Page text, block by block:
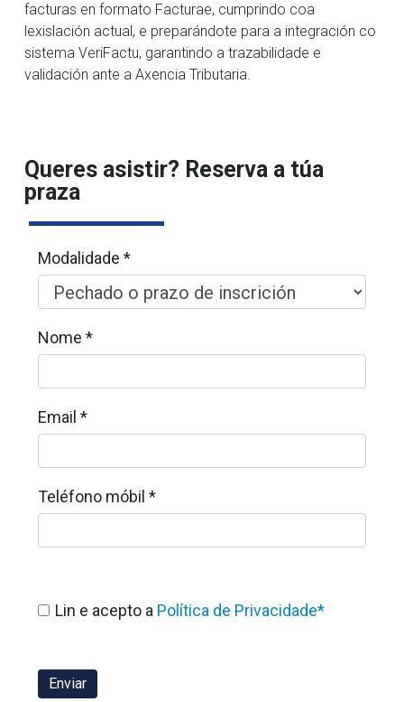
facturas en formato Facturae, cumprindo coa
lexislación actual, e preparándote para a integración co
sistema VeriFactu, garantindo a trazabilidade e
validación ante a Axencia Tributaria.
Queres asistir? Reserva a túa
praza
Modalidade *
Nome *
Email *
Teléfono móbil *
Lin e acepto a Política de Privacidade*
Enviar